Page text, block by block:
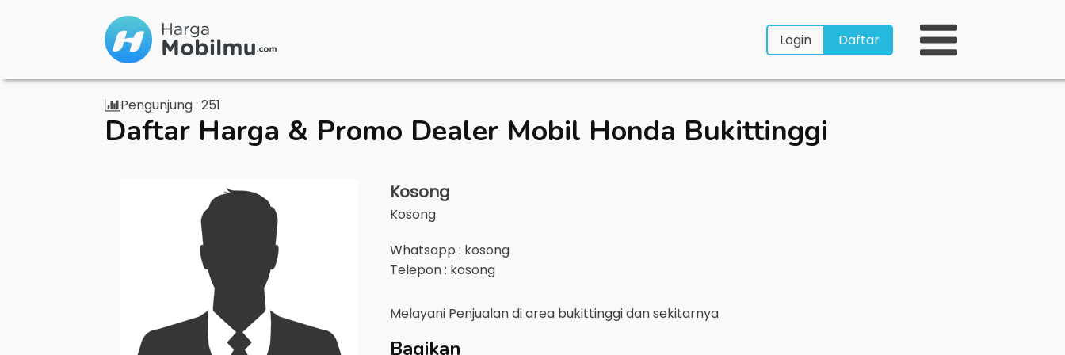
Login Daftar
Pengunjung : 251
Daftar Harga & Promo Dealer Mobil Honda Bukittinggi
Kosong
Kosong
Whatsapp : kosong
Telepon : kosong
Melayani Penjualan di area bukittinggidan sekitarnya
Bagikan